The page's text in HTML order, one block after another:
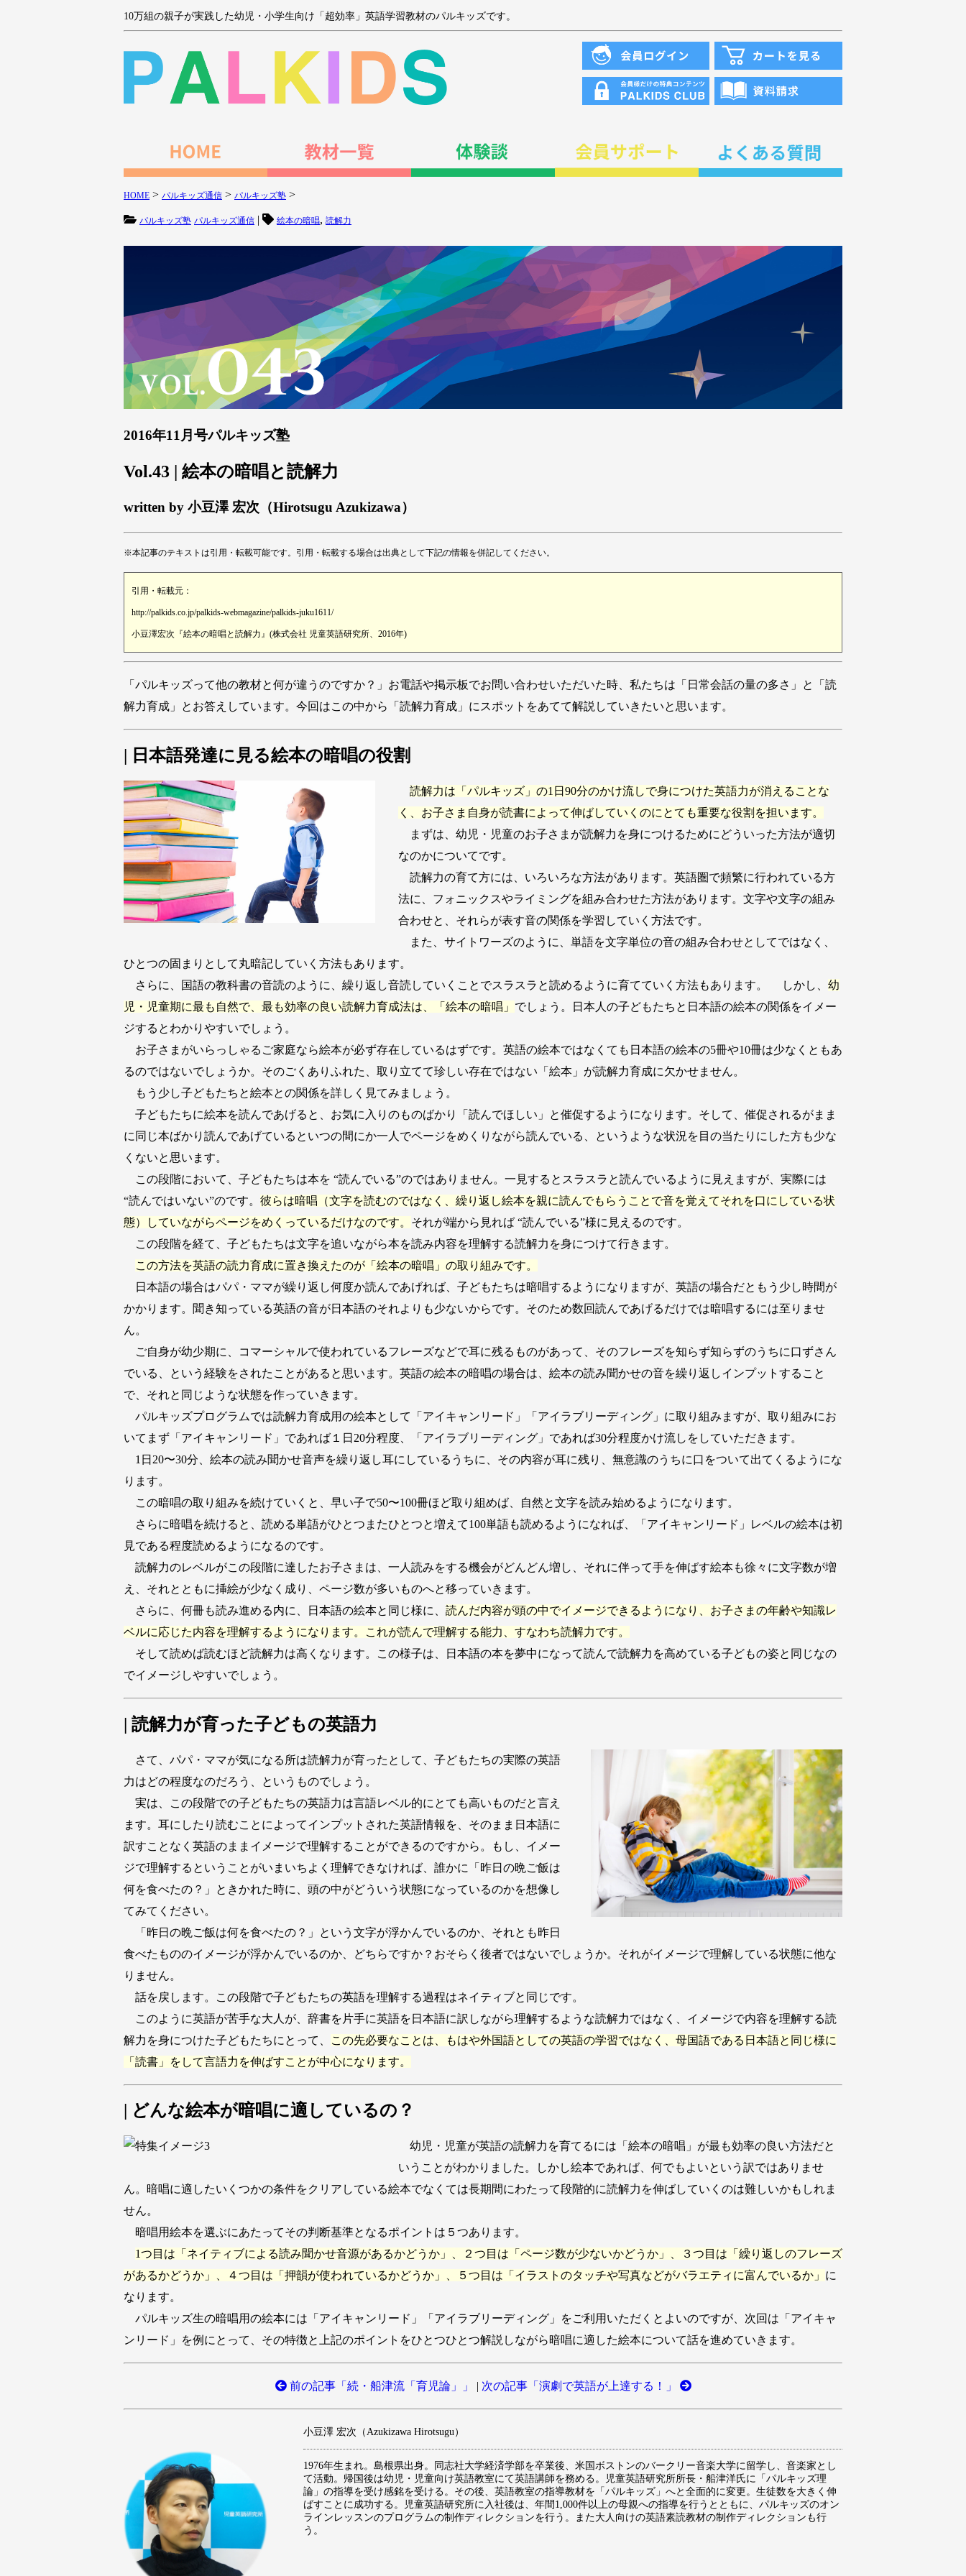
10万組の親子が実践した幼児・小学生向け「超効率」英語学習教材のパルキッズです。
HOME > パルキッズ通信 > パルキッズ塾 >
パルキッズ塾 パルキッズ通信 | 絵本の暗唱, 読解力
2016年11月号パルキッズ塾
Vol.43 | 絵本の暗唱と読解力
written by 小豆澤 宏次（Hirotsugu Azukizawa）
※本記事のテキストは引用・転載可能です。引用・転載する場合は出典として下記の情報を併記してください。
引用・転載元：
http://palkids.co.jp/palkids-webmagazine/palkids-juku1611/
小豆澤宏次『絵本の暗唱と読解力』(株式会社 児童英語研究所、2016年)
「パルキッズって他の教材と何が違うのですか？」お電話や掲示板でお問い合わせいただいた時、私たちは「日常会話の量の多さ」と「読
解力育成」とお答えしています。今回はこの中から「読解力育成」にスポットをあてて解説していきたいと思います。
| 日本語発達に見る絵本の暗唱の役割
読解力は「パルキッズ」の1日90分のかけ流しで身につけた英語力が消えることな
く、お子さま自身が読書によって伸ばしていくのにとても重要な役割を担います。
まずは、幼児・児童のお子さまが読解力を身につけるためにどういった方法が適切
なのかについてです。
読解力の育て方には、いろいろな方法があります。英語圏で頻繁に行われている方
法に、フォニックスやライミングを組み合わせた方法があります。文字や文字の組み
合わせと、それらが表す音の関係を学習していく方法です。
また、サイトワーズのように、単語を文字単位の音の組み合わせとしてではなく、
ひとつの固まりとして丸暗記していく方法もあります。
さらに、国語の教科書の音読のように、繰り返し音読していくことでスラスラと読めるように育てていく方法もあります。 しかし、 幼
児・児童期に最も自然で、最も効率の良い読解力育成法は、「絵本の暗唱」 でしょう。日本人の子どもたちと日本語の絵本の関係をイメー
ジするとわかりやすいでしょう。
お子さまがいらっしゃるご家庭なら絵本が必ず存在しているはずです。英語の絵本ではなくても日本語の絵本の5冊や10冊は少なくともあ
るのではないでしょうか。そのごくありふれた、取り立てて珍しい存在ではない「絵本」が読解力育成に欠かせません。
もう少し子どもたちと絵本との関係を詳しく見てみましょう。
子どもたちに絵本を読んであげると、お気に入りのものばかり「読んでほしい」と催促するようになります。そして、催促されるがまま
に同じ本ばかり読んであげているといつの間にか一人でページをめくりながら読んでいる、というような状況を目の当たりにした方も少な
くないと思います。
この段階において、子どもたちは本を “読んでいる”のではありません。一見するとスラスラと読んでいるように見えますが、実際には
“読んではいない”のです。 彼らは暗唱（文字を読むのではなく、繰り返し絵本を親に読んでもらうことで音を覚えてそれを口にしている状
態）していながらページをめくっているだけなのです。 それが端から見れば “読んでいる”様に見えるのです。
この段階を経て、子どもたちは文字を追いながら本を読み内容を理解する読解力を身につけて行きます。
この方法を英語の読力育成に置き換えたのが「絵本の暗唱」の取り組みです。
日本語の場合はパパ・ママが繰り返し何度か読んであげれば、子どもたちは暗唱するようになりますが、英語の場合だともう少し時間が
かかります。聞き知っている英語の音が日本語のそれよりも少ないからです。そのため数回読んであげるだけでは暗唱するには至りませ
ん。
ご自身が幼少期に、コマーシャルで使われているフレーズなどで耳に残るものがあって、そのフレーズを知らず知らずのうちに口ずさん
でいる、という経験をされたことがあると思います。英語の絵本の暗唱の場合は、絵本の読み聞かせの音を繰り返しインプットすること
で、それと同じような状態を作っていきます。
パルキッズプログラムでは読解力育成用の絵本として「アイキャンリード」「アイラブリーディング」に取り組みますが、取り組みにお
いてまず「アイキャンリード」であれば１日20分程度、「アイラブリーディング」であれば30分程度かけ流しをしていただきます。
1日20〜30分、絵本の読み聞かせ音声を繰り返し耳にしているうちに、その内容が耳に残り、無意識のうちに口をついて出てくるようにな
ります。
この暗唱の取り組みを続けていくと、早い子で50〜100冊ほど取り組めば、自然と文字を読み始めるようになります。
さらに暗唱を続けると、読める単語がひとつまたひとつと増えて100単語も読めるようになれば、「アイキャンリード」レベルの絵本は初
見である程度読めるようになるのです。
読解力のレベルがこの段階に達したお子さまは、一人読みをする機会がどんどん増し、それに伴って手を伸ばす絵本も徐々に文字数が増
え、それとともに挿絵が少なく成り、ページ数が多いものへと移っていきます。
さらに、何冊も読み進める内に、日本語の絵本と同じ様に、 読んだ内容が頭の中でイメージできるようになり、お子さまの年齢や知識レ
ベルに応じた内容を理解するようになります。これが読んで理解する能力、すなわち読解力です。
そして読めば読むほど読解力は高くなります。この様子は、日本語の本を夢中になって読んで読解力を高めている子どもの姿と同じなの
でイメージしやすいでしょう。
| 読解力が育った子どもの英語力
さて、パパ・ママが気になる所は読解力が育ったとして、子どもたちの実際の英語
力はどの程度なのだろう、というものでしょう。
実は、この段階での子どもたちの英語力は言語レベル的にとても高いものだと言え
ます。耳にしたり読むことによってインプットされた英語情報を、そのまま日本語に
訳すことなく英語のままイメージで理解することができるのですから。もし、イメー
ジで理解するということがいまいちよく理解できなければ、誰かに「昨日の晩ご飯は
何を食べたの？」ときかれた時に、頭の中がどういう状態になっているのかを想像し
てみてください。
「昨日の晩ご飯は何を食べたの？」という文字が浮かんでいるのか、それとも昨日
食べたもののイメージが浮かんでいるのか、どちらですか？おそらく後者ではないでしょうか。それがイメージで理解している状態に他な
りません。
話を戻します。この段階で子どもたちの英語を理解する過程はネイティブと同じです。
このように英語が苦手な大人が、辞書を片手に英語を日本語に訳しながら理解するような読解力ではなく、イメージで内容を理解する読
解力を身につけた子どもたちにとって、
この先必要なことは、もはや外国語としての英語の学習ではなく、母国語である日本語と同じ様に
「読書」をして言語力を伸ばすことが中心になります。
| どんな絵本が暗唱に適しているの？
幼児・児童が英語の読解力を育てるには「絵本の暗唱」が最も効率の良い方法だと
いうことがわかりました。しかし絵本であれば、何でもよいという訳ではありませ
ん。暗唱に適したいくつかの条件をクリアしている絵本でなくては長期間にわたって段階的に読解力を伸ばしていくのは難しいかもしれま
せん。
暗唱用絵本を選ぶにあたってその判断基準となるポイントは５つあります。
1つ目は「ネイティブによる読み聞かせ音源があるかどうか」、２つ目は「ページ数が少ないかどうか」、３つ目は「繰り返しのフレーズ
があるかどうか」、４つ目は「押韻が使われているかどうか」、５つ目は「イラストのタッチや写真などがバラエティに富んでいるか」 に
なります。
パルキッズ生の暗唱用の絵本には「アイキャンリード」「アイラブリーディング」をご利用いただくとよいのですが、次回は「アイキャ
ンリード」を例にとって、その特徴と上記のポイントをひとつひとつ解説しながら暗唱に適した絵本について話を進めていきます。
前の記事「続・船津流「育児論」」 | 次の記事「演劇で英語が上達する！」
小豆澤 宏次（Azukizawa Hirotsugu）
1976年生まれ。島根県出身。同志社大学経済学部を卒業後、米国ボストンのバークリー音楽大学に留学し、音楽家とし
て活動。帰国後は幼児・児童向け英語教室にて英語講師を務める。児童英語研究所所長・船津洋氏に「パルキッズ理
論」の指導を受け感銘を受ける。その後、英語教室の指導教材を「パルキッズ」へと全面的に変更。生徒数を大きく伸
ばすことに成功する。児童英語研究所に入社後は、年間1,000件以上の母親への指導を行うとともに、パルキッズのオン
ラインレッスンのプログラムの制作ディレクションを行う。また大人向けの英語素読教材の制作ディレクションも行
う。